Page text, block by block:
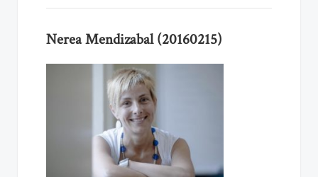
Nerea Mendizabal (20160215)